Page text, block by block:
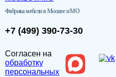
Фабрика мебели в Москве и МО
+7 (499) 390-73-30
Согласен на
обработку
персональных